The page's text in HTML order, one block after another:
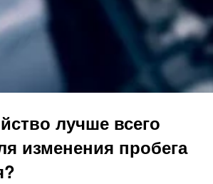
лучше всего
изменения пробега